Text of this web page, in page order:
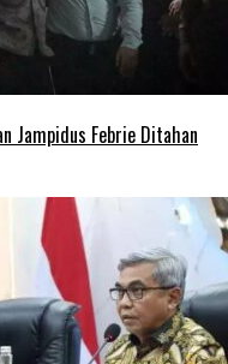
Jampidus Febrie Ditahan